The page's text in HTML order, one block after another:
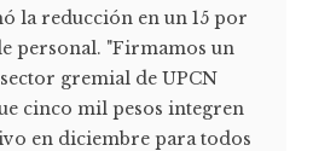
la reducción en un 15 por
personal. "Firmamos un
gremial de UPCN
cinco mil pesos integren
en diciembre para todos